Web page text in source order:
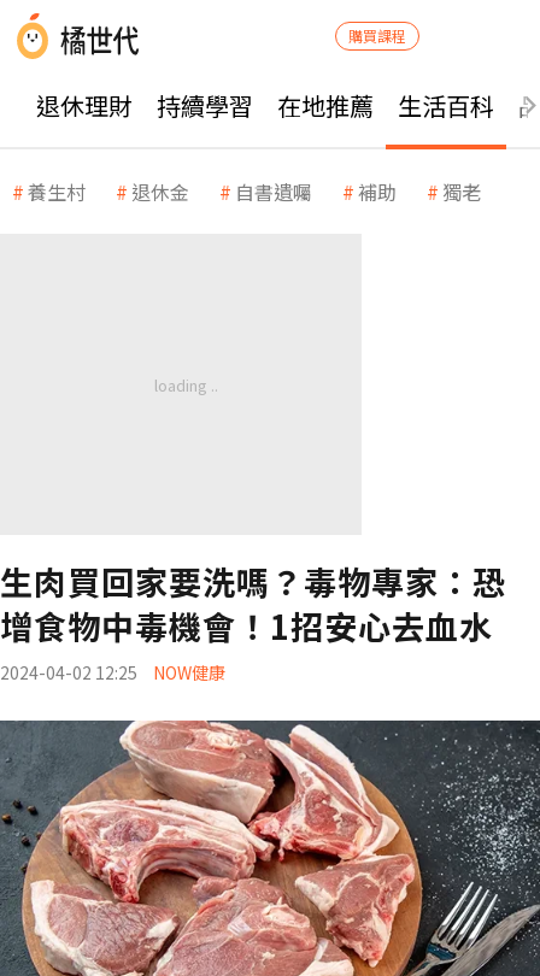
購買課程
退休理財 持續學習 在地推薦 生活百科
養生村 退休金 自書遺囑 補助 獨老
生肉買回家要洗嗎？毒物專家：恐
增食物中毒機會！1招安心去血水
2024-04-02 12:25 NOW健康